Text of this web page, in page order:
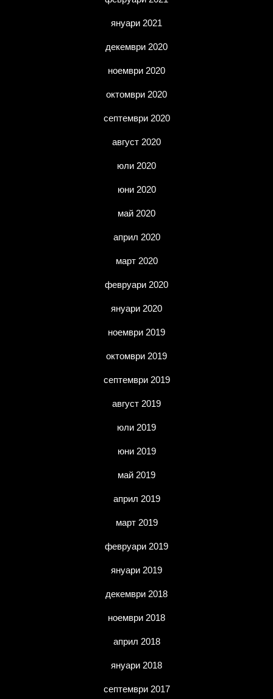
януари 2021
декември 2020
ноември 2020
октомври 2020
септември 2020
август 2020
юли 2020
юни 2020
май 2020
април 2020
март 2020
февруари 2020
януари 2020
ноември 2019
октомври 2019
септември 2019
август 2019
юли 2019
юни 2019
май 2019
април 2019
март 2019
февруари 2019
януари 2019
декември 2018
ноември 2018
април 2018
януари 2018
септември 2017